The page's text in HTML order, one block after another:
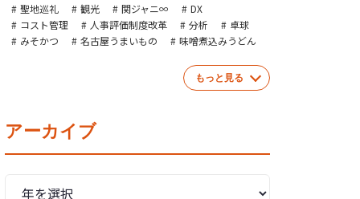
聖地巡礼
観光 関ジャニ∞
DX
コスト管理
人事評価制度改革 分析
卓球
みそかつ
名古屋うまいもの 味噌煮込みうどん
もっと見る
アーカイブ